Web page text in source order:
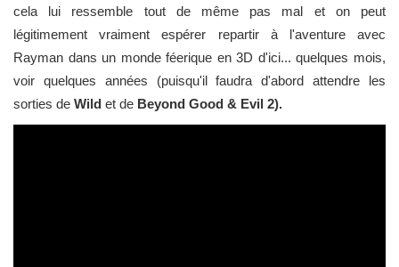
cela lui ressemble tout de même pas mal et on peut
légitimement vraiment espérer repartir à l'aventure avec
Rayman dans un monde féerique en 3D d'ici... quelques mois,
voir quelques années (puisqu'il faudra d'abord attendre les
sorties de Wild et de Beyond Good & Evil 2).